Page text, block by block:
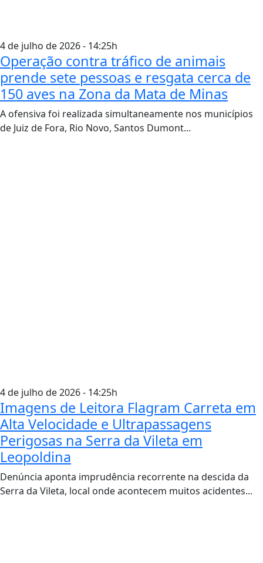
4 de julho de 2026 - 14:25h
Operação contra tráfico de animais
prende sete pessoas e resgata cerca de
150 aves na Zona da Mata de Minas
A ofensiva foi realizada simultaneamente nos municípios
de Juiz de Fora, Rio Novo, Santos Dumont...
4 de julho de 2026 - 14:25h
Imagens de Leitora Flagram Carreta em
Alta Velocidade e Ultrapassagens
Perigosas na Serra da Vileta em
Leopoldina
Denúncia aponta imprudência recorrente na descida da
Serra da Vileta, local onde acontecem muitos acidentes...